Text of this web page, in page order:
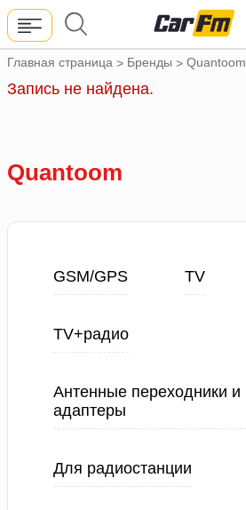
Главная страница > Бренды > Quantoom
Запись не найдена.
Quantoom
GSM/GPS TV
TV+радио
Антенные переходники и
адаптеры
Для радиостанции